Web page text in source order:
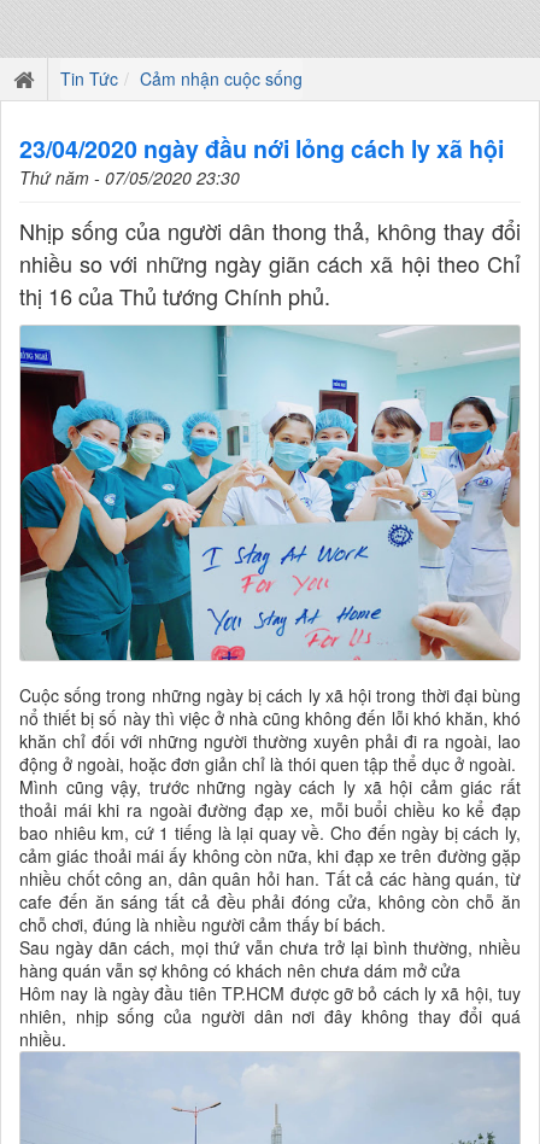
Tin Tức Cảm nhận cuộc sống
23/04/2020 ngày đầu nới lỏng cách ly xã hội
Thứ năm - 07/05/2020 23:30
Nhịp sống của người dân thong thả, không thay đổi
nhiều so với những ngày giãn cách xã hội theo Chỉ
thị 16 của Thủ tướng Chính phủ.
Cuộc sống trong những ngày bị cách ly xã hội trong thời đại bùng
nổ thiết bị số này thì việc ở nhà cũng không đến lỗi khó khăn, khó
khăn chỉ đối với những người thường xuyên phải đi ra ngoài, lao
động ở ngoài, hoặc đơn giản chỉ là thói quen tập thể dục ở ngoài.
Mình cũng vậy, trước những ngày cách ly xã hội cảm giác rất
thoải mái khi ra ngoài đường đạp xe, mỗi buổi chiều ko kể đạp
bao nhiêu km, cứ 1 tiếng là lại quay về. Cho đến ngày bị cách ly,
cảm giác thoải mái ấy không còn nữa, khi đạp xe trên đường gặp
nhiều chốt công an, dân quân hỏi han. Tất cả các hàng quán, từ
cafe đến ăn sáng tất cả đều phải đóng cửa, không còn chỗ ăn
chỗ chơi, đúng là nhiều người cảm thấy bí bách.
Sau ngày dãn cách, mọi thứ vẫn chưa trở lại bình thường, nhiều
hàng quán vẫn sợ không có khách nên chưa dám mở cửa
Hôm nay là ngày đầu tiên TP.HCM được gỡ bỏ cách ly xã hội, tuy
nhiên, nhịp sống của người dân nơi đây không thay đổi quá
nhiều.